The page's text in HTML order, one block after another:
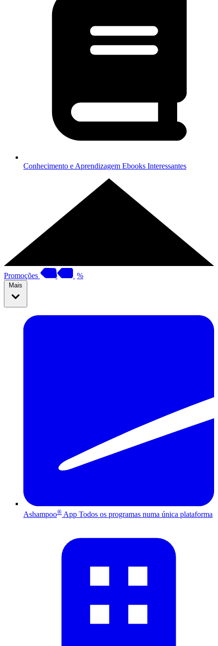
Conhecimento e Aprendizagem Ebooks Interessantes
Promoções %
Mais
Ashampoo® App Todos os programas numa única plataforma